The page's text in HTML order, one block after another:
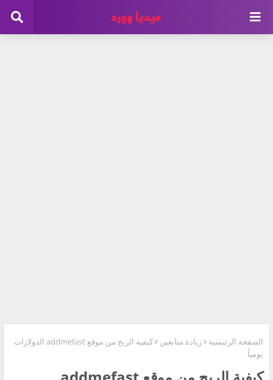
الصفحة الرئيسية زيادة متابعين
كيفية الربح من موقع addmefast الدولارات
يومياً